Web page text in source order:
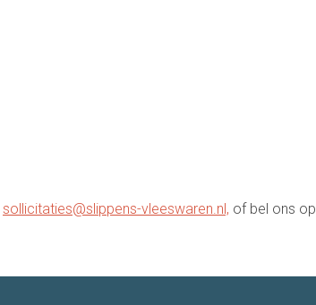
sollicitaties@slippens-vleeswaren.nl, of bel ons op